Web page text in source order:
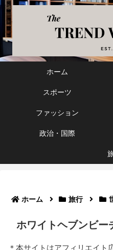
ホーム
スポーツ
ファッション
政治・国際
ホーム 旅行
ホワイトヘブンビー
＊本サイトはアフィリエイト